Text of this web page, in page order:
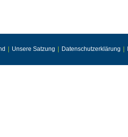
Unsere Satzung Datenschutzerklärung